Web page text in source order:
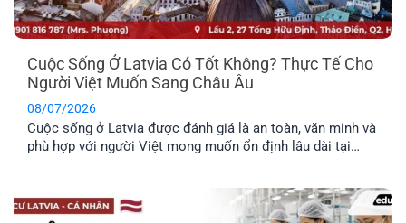
Cuộc Sống Ở Latvia Có Tốt Không? Thực Tế Cho
Người Việt Muốn Sang Châu Âu
08/07/2026
Cuộc sống ở Latvia được đánh giá là an toàn, văn minh và
phù hợp với người Việt mong muốn ổn định lâu dài tại
về môi trường sống, văn hóa và phúc lợi dành riêng cho
công dân.